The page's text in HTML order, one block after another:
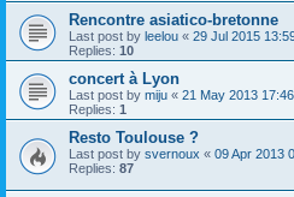
Rencontre asiatico-bretonne
Last post by leelou « 29 Jul 2015
Replies: 10
concert à Lyon
Last post by miju « 21 May 2013 17:46
Replies: 1
Resto Toulouse ?
Last post by svernoux « 09 Apr 2013
Replies: 87